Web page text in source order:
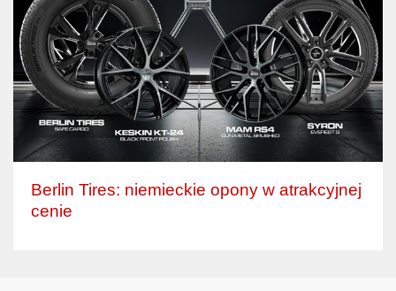
Berlin Tires: niemieckie opony w atrakcyjnej
cenie